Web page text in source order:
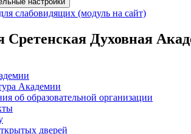
слабовидящих (модуль на сайт)
Сретенская Духовная
Академии
об образовательной организации
дверей